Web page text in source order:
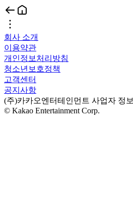
회사 소개
이용약관
개인정보처리방침
청소년보호정책
고객센터
공지사항
(주)카카오엔터테인먼트 사업자 정보
© Kakao Entertainment Corp.